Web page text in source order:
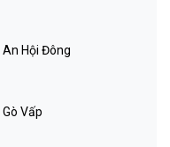
Hội Đông
Vấp